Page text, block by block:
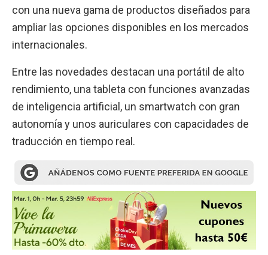
con una nueva gama de productos diseñados para
ampliar las opciones disponibles en los mercados
internacionales.
Entre las novedades destacan una portátil de alto
rendimiento, una tableta con funciones avanzadas
de inteligencia artificial, un smartwatch con gran
autonomía y unos auriculares con capacidades de
traducción en tiempo real.